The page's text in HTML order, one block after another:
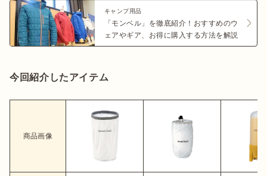
キャンプ用品
「モンベル」を徹底紹介！おすすめのウ
ェアやギア、お得に購入する方法を解説
今回紹介したアイテム
商品画像